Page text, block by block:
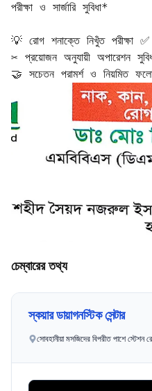
পরীক্ষা ও সার্জারি সুবিধা*
💡 রোগ শনাক্তে নিখুঁত পরীক্ষা
✂️ প্রয়োজন অনুযায়ী অপারেশন
🤝 সচেতন পরামর্শ ও নিয়মিত
চেম্বারের তথ্য
স্কয়ার ডায়াগনস্টিক সেন্টার
সোবহানীয়া মসজিদের বিপরীত পাশে